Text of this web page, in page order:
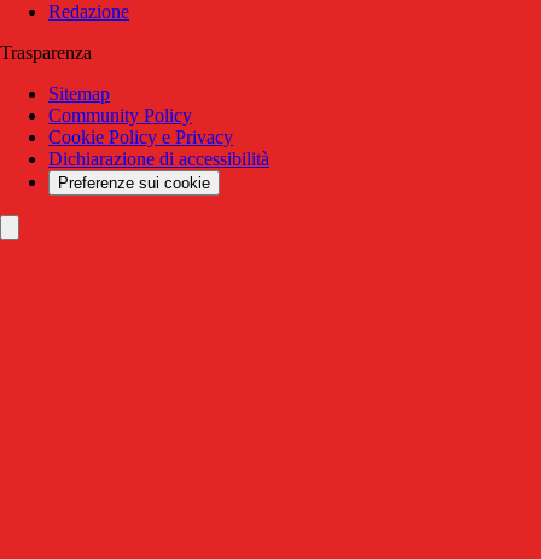
Redazione
Trasparenza
Sitemap
Community Policy
Cookie Policy e Privacy
Dichiarazione di accessibilità
Preferenze sui cookie